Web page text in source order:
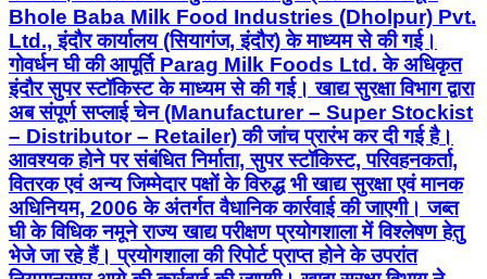
Bhole Baba Milk Food Industries (Dholpur) Pvt.
Ltd., इंदौर कार्यालय (सियागंज, इंदौर) के माध्यम से की गई।
गोवर्धन घी की आपूर्ति Parag Milk Foods Ltd. के अधिकृत
इंदौर सुपर स्टॉकिस्ट के माध्यम से की गई। खाद्य सुरक्षा विभाग द्वारा
अब संपूर्ण सप्लाई चेन (Manufacturer – Super Stockist
– Distributor – Retailer) की जांच प्रारंभ कर दी गई है।
आवश्यक होने पर संबंधित निर्माता, सुपर स्टॉकिस्ट, परिवहनकर्ता,
वितरक एवं अन्य जिम्मेदार पक्षों के विरुद्ध भी खाद्य सुरक्षा एवं मानक
अधिनियम, 2006 के अंतर्गत वैधानिक कार्रवाई की जाएगी। जब्त
घी के विधिक नमूने राज्य खाद्य परीक्षण प्रयोगशाला में विश्लेषण हेतु
भेजे जा रहे हैं। प्रयोगशाला की रिपोर्ट प्राप्त होने के उपरांत